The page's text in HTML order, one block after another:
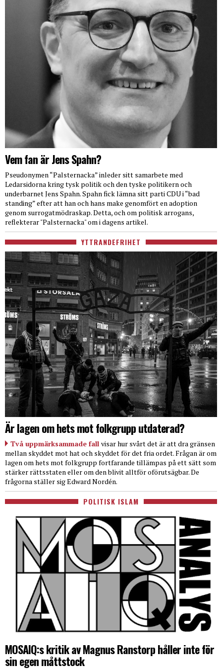
Vem fan är Jens Spahn?
Pseudonymen “Palsternacka” inleder sitt samarbete med
Ledarsidorna kring tysk politik och den tyske politikern och
underbarnet Jens Spahn. Spahn fick lämna sitt parti CDU i “bad
standing” efter att han och hans make genomfört en adoption
genom surrogatmödraskap. Detta, och om politisk arrogans,
reflekterar "Palsternacka" om i dagens artikel.
YTTRANDEFRIHET
Är lagen om hets mot folkgrupp utdaterad?
Två uppmärksammade fall visar hur svårt det är att dra gränsen
mellan skyddet mot hat och skyddet för det fria ordet. Frågan är om
lagen om hets mot folkgrupp fortfarande tillämpas på ett sätt som
stärker rättsstaten eller om den blivit alltför oförutsägbar. De
frågorna ställer sig Edward Nordén.
POLITISK ISLAM
MOSAIQ:s kritik av Magnus Ranstorp håller inte för
sin egen måttstock